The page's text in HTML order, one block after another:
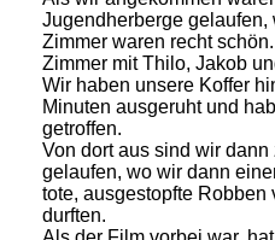
Jugendherberge
Zimmer waren recht
Zimmer mit Thilo, Jakob
Wir haben unsere Koffer
Minuten ausgeruht und
getroffen.
Von dort aus sind wir
gelaufen, wo wir dann
tote, ausgestopfte Robben
durften.